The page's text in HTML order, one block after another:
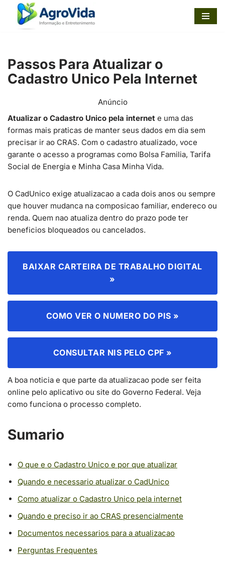
Pular
conteúdo
Passos Para Atualizar o
Cadastro Unico Pela Internet
Anúncio
Atualizar o Cadastro Unico pela internet e uma das
formas mais praticas de manter seus dados em dia sem
precisar ir ao CRAS. Com o cadastro atualizado, voce
garante o acesso a programas como Bolsa Familia, Tarifa
Social de Energia e Minha Casa Minha Vida.
O CadUnico exige atualizacao a cada dois anos ou sempre
que houver mudanca na composicao familiar, endereco ou
renda. Quem nao atualiza dentro do prazo pode ter
beneficios bloqueados ou cancelados.
BAIXAR CARTEIRA DE TRABALHO DIGITAL
»
COMO VER O NUMERO DO PIS »
CONSULTAR NIS PELO CPF »
A boa noticia e que parte da atualizacao pode ser feita
online pelo aplicativo ou site do Governo Federal. Veja
como funciona o processo completo.
Sumario
O que e o Cadastro Unico e por que atualizar
Quando e necessario atualizar o CadUnico
Como atualizar o Cadastro Unico pela internet
Quando e preciso ir ao CRAS presencialmente
Documentos necessarios para a atualizacao
Perguntas Frequentes